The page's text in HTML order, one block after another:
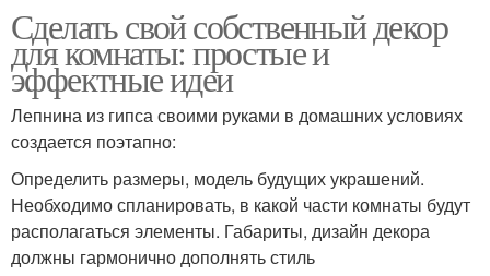
Сделать свой собственный декор
для комнаты: простые и
эффектные идеи
Лепнина из гипса своими руками в домашних условиях
создается поэтапно:
Определить размеры, модель будущих украшений.
Необходимо спланировать, в какой части комнаты будут
располагаться элементы. Габариты, дизайн декора
должны гармонично дополнять стиль